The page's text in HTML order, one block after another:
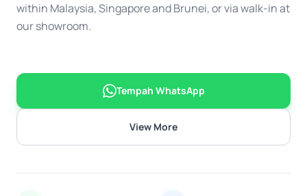
within Malaysia, Singapore and Brunei, or via walk-in at
our showroom.
Tempah WhatsApp
View More